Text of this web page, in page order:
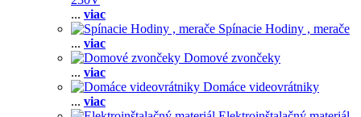
... viac
Spínacie Hodiny , merače
... viac
Domové zvončeky
... viac
Domáce videovrátniky
... viac